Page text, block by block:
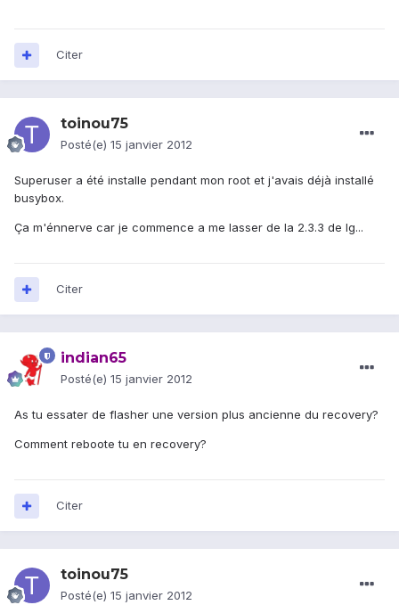
Citer
toinou75
Posté(e) 15 janvier 2012
Superuser a été installe pendant mon root et j'avais déjà installé
busybox.
Ça m'énnerve car je commence a me lasser de la 2.3.3 de lg...
Citer
indian65
Posté(e) 15 janvier 2012
As tu essater de flasher une version plus ancienne du recovery?
Comment reboote tu en recovery?
Citer
toinou75
Posté(e) 15 janvier 2012